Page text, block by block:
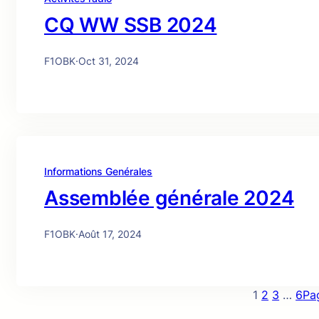
CQ WW SSB 2024
F1OBK·Oct 31, 2024
Informations Genérales
Assemblée générale 2024
F1OBK·Août 17, 2024
1 2 3 … 6